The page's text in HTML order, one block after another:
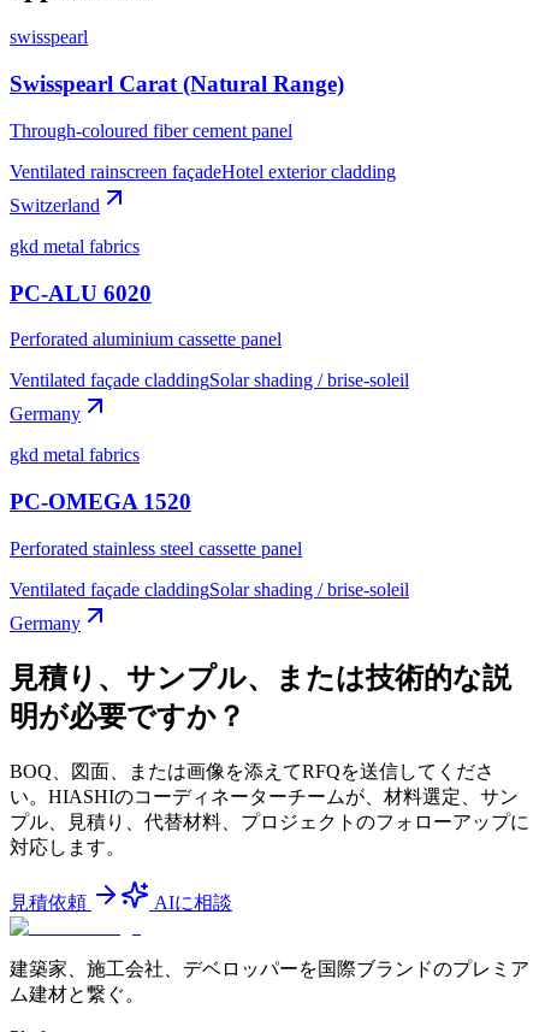
swisspearl
Swisspearl Carat (Natural Range)
Through-coloured fiber cement panel
Ventilated rainscreen façadeHotel exterior cladding
Switzerland
gkd metal fabrics
PC-ALU 6020
Perforated aluminium cassette panel
Ventilated façade claddingSolar shading / brise-soleil
Germany
gkd metal fabrics
PC-OMEGA 1520
Perforated stainless steel cassette panel
Ventilated façade claddingSolar shading / brise-soleil
Germany
見積り、サンプル、または技術的な説
明が必要ですか？
BOQ、図面、または画像を添えてRFQを送信してくださ
い。HIASHIのコーディネーターチームが、材料選定、サン
プル、見積り、代替材料、プロジェクトのフォローアップに
対応します。
見積依頼 AIに相談
建築家、施工会社、デベロッパーを国際ブランドのプレミア
ム建材と繋ぐ。